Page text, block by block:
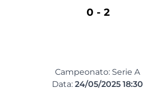
0 - 2
Campeonato: Serie A
Data: 24/05/2025 18:30